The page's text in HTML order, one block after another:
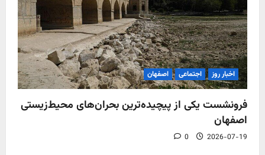
اخبار روز اجتماعی اصفهان
فرونشست یکی از پیچیده‌ترین بحران‌های محیط‌زیستی
اصفهان
2026-07-19
0